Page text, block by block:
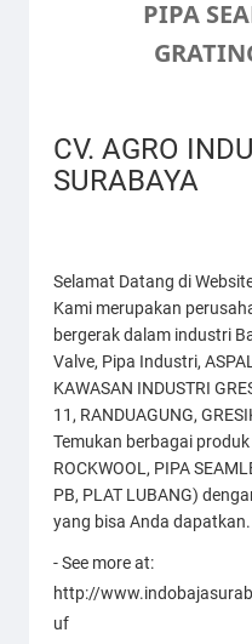
PIPA
CV. AGRO
SURABAYA
Selamat Datang di
Kami merupakan
bergerak dalam industri
Valve, Pipa Industri,
KAWASAN INDUSTRI
11, RANDUAGUNG,
Temukan berbagai
ROCKWOOL, PIPA
PB, PLAT LUBANG)
yang bisa Anda dapatkan.
- See more at:
http://
uf